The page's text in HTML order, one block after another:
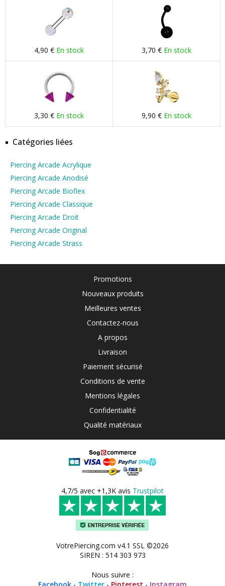
4,90 € En stock 3,70 € En stock
3,30 € En stock 9,90 € En stock
Catégories liées
Piercing Arcade Acrylique
Piercing Arcade Anodisé
Piercing Arcade Bioflex
Piercing Arcade Classique
Piercing Arcade Droit
Piercing Arcade Original
Piercing Arcade Strass
Promotions
Nouveaux produits
Meilleures ventes
Contactez-nous
A propos
Livraison
Paiement sécurisé
Conditions de vente
Mentions légales
Confidentialité
Qualité matériaux
4,7/5 avec +1,3K avis Trustpilot
VotrePiercing.com v4.1 SSL ©2026
SIREN : 514 303 973
Nous suivre :